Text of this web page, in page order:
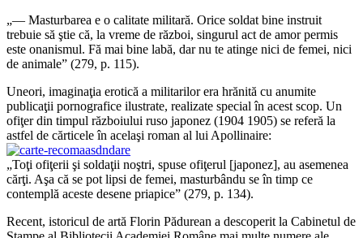
„— Masturbarea e o calitate militară. Orice soldat bine instruit
trebuie să ştie că, la vreme de război, singurul act de amor permis
este onanismul. Fă mai bine labă, dar nu te atinge nici de femei, nici
de animale” (279, p. 115).
Uneori, imaginaţia erotică a militarilor era hrănită cu anumite
publicaţii pornografice ilustrate, realizate special în acest scop. Un
ofiţer din timpul războiului ruso japonez (1904 1905) se referă la
astfel de cărticele în acelaşi roman al lui Apollinaire:
„Toţi ofiţerii şi soldaţii noştri, spuse ofiţerul [japonez], au asemenea
cărţi. Aşa că se pot lipsi de femei, masturbându se în timp ce
contemplă aceste desene priapice” (279, p. 134).
Recent, istoricul de artă Florin Pădurean a descoperit la Cabinetul de